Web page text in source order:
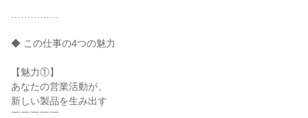
◆ この仕事の4つの魅力
【魅力①】
あなたの営業活動が、
新しい製品を生み出す
￣￣￣￣￣